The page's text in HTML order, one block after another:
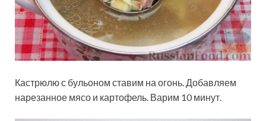
Кастрюлю с бульоном ставим на огонь. Добавляем
нарезанное мясо и картофель. Варим 10 минут.